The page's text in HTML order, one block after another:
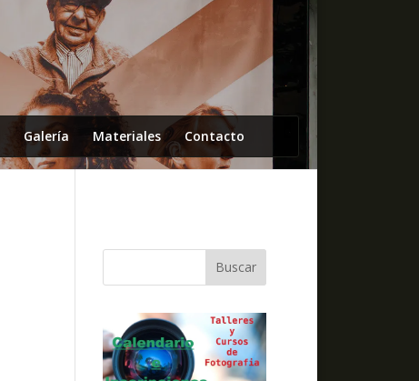
Galería Materiales Contacto
Buscar